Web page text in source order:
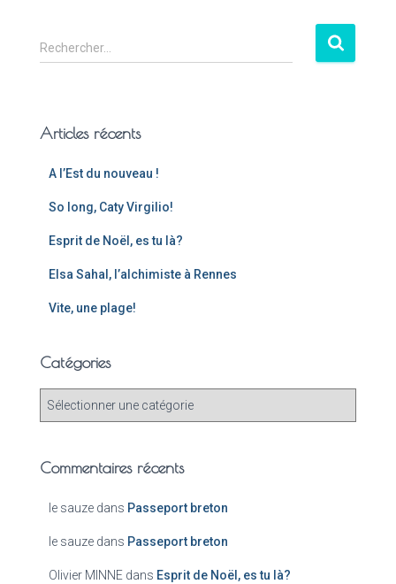
Rechercher…
Articles récents
A l’Est du nouveau !
So long, Caty Virgilio!
Esprit de Noël, es tu là?
Elsa Sahal, l’alchimiste à Rennes
Vite, une plage!
Catégories
Commentaires récents
le sauze dans Passeport breton
le sauze dans Passeport breton
Olivier MINNE dans Esprit de Noël, es tu là?